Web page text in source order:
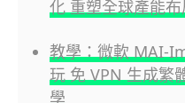
化 重塑全球產能
教學：微軟 MAI-
玩 免 VPN 生成繁
學